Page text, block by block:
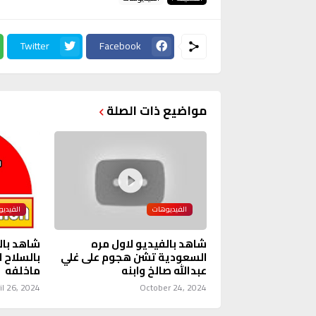
Facebook
Twitter
مواضيع ذات الصلة
الفيديوهات
شاهد بالفيديو لاول مره
السعودية تشن هجوم على غلي
عبدالله صالخ وابنه
October 24, 2024
شاهد
ماخلفه
26, 2024